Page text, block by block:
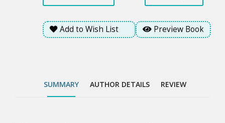
Add to Wish List Preview Book
SUMMARY AUTHOR DETAILS REVIEW